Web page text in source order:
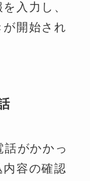
入力し、
開始され
話
がかかっ
容の確認